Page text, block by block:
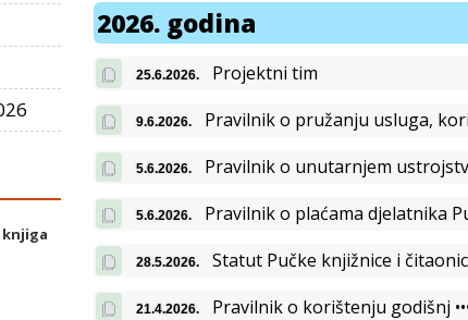
2026. godina
25.6.2026. Projektni tim
9.6.2026. Pravilnik o pružanju usluga,
5.6.2026. Pravilnik o unutarnjem
5.6.2026. Pravilnik o plaćama djelatnika
28.5.2026. Statut Pučke knjižnice i
21.4.2026. Pravilnik o korištenju godišnj